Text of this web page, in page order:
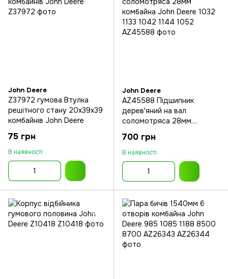
John Deere
Z37972 гумова Втулка
решітного стану 20x39x39
комбайнів John Deere
75 грн
В наявності
John Deere
AZ45588 Підшипник
дерев'яний на вал
соломотряса 28мм
1133 1042 1144 1052
700 грн
В наявності